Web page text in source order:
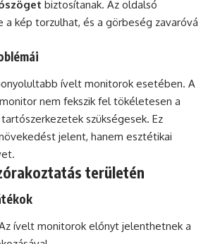
biztosítanak. Az oldalsó
a kép torzulhat, és a görbeség zavaróvá
ívelt monitorok esetében. A
nem fekszik fel tökéletesen a
szükségesek. Ez
jelent, hanem esztétikai
területén
ívelt monitorok előnyt jelenthetnek a